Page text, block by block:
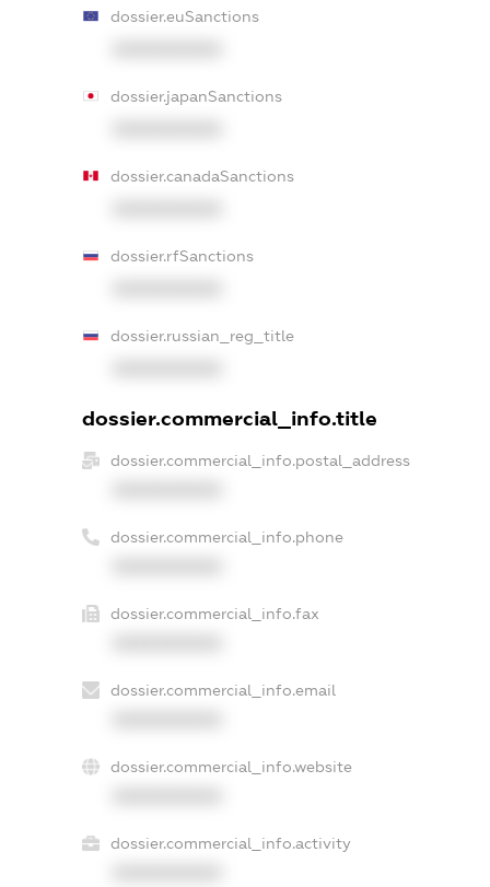
dossier.euSanctions
dossier.japanSanctions
dossier.canadaSanctions
dossier.rfSanctions
dossier.russian_reg_title
dossier.commercial_info.title
dossier.commercial_info.postal_address
dossier.commercial_info.phone
dossier.commercial_info.fax
dossier.commercial_info.email
dossier.commercial_info.website
dossier.commercial_info.activity